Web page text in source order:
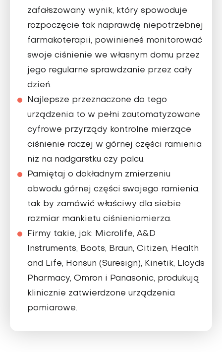
zafałszowany wynik, który spowoduje
rozpoczęcie tak naprawdę niepotrzebnej
farmakoterapii, powinieneś monitorować
swoje ciśnienie we własnym domu przez
jego regularne sprawdzanie przez cały
dzień.
Najlepsze przeznaczone do tego
urządzenia to w pełni zautomatyzowane
cyfrowe przyrządy kontrolne mierzące
ciśnienie raczej w górnej części ramienia
niż na nadgarstku czy palcu.
Pamiętaj o dokładnym zmierzeniu
obwodu górnej części swojego ramienia,
tak by zamówić właściwy dla siebie
rozmiar mankietu ciśnieniomierza.
Firmy takie, jak: Microlife, A&D
Instruments, Boots, Braun, Citizen, Health
and Life, Honsun (Suresign), Kinetik, Lloyds
Pharmacy, Omron i Panasonic, produkują
klinicznie zatwierdzone urządzenia
pomiarowe.